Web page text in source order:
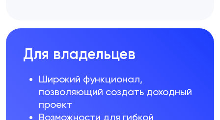
Для владельцев
Широкий функционал,
позволяющий создать доходный
проект
Возможности для гибкой